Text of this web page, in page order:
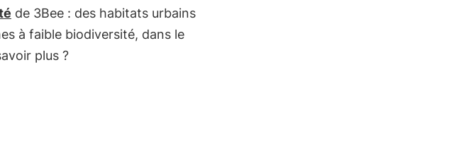
de 3Bee : des habitats urbains
à faible biodiversité, dans le
plus ?